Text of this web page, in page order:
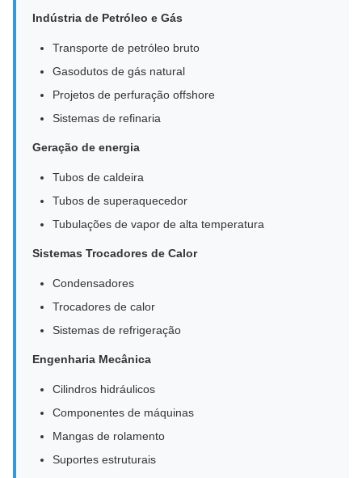
Indústria de Petróleo e Gás
Transporte de petróleo bruto
Gasodutos de gás natural
Projetos de perfuração offshore
Sistemas de refinaria
Geração de energia
Tubos de caldeira
Tubos de superaquecedor
Tubulações de vapor de alta temperatura
Sistemas Trocadores de Calor
Condensadores
Trocadores de calor
Sistemas de refrigeração
Engenharia Mecânica
Cilindros hidráulicos
Componentes de máquinas
Mangas de rolamento
Suportes estruturais